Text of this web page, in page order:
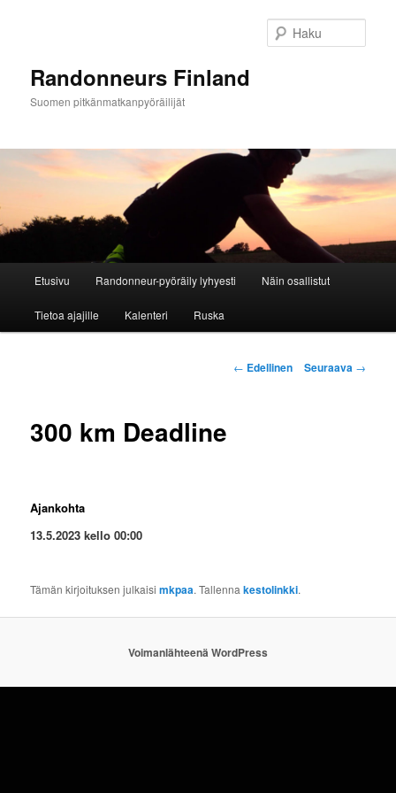
Randonneurs Finland
Suomen pitkänmatkanpyöräilijät
Etusivu Randonneur-pyöräily lyhyesti Näin osallistut
Tietoa ajajille Kalenteri Ruska
Artikkelien
← Edellinen Seuraava →
300 km Deadline
Ajankohta
13.5.2023 kello 00:00
Tämän kirjoituksen julkaisimkpaa. Tallennakestolinkki.
Voimanlähteenä WordPress